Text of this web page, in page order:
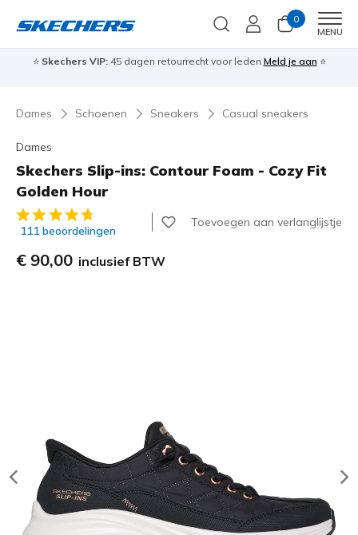
0
MENU
⭐ Skechers VIP:45 dagen retourrecht voor leden Meld je aan ⭐
Dames Schoenen Sneakers Casual sneakers
Dames
Skechers Slip-ins: Contour Foam - Cozy Fit
Golden Hour
5 van de 5 klantbeoordelingen
111 beoordelingen
Toevoegen aan verlanglijstje
€ 90,00 inclusief BTW